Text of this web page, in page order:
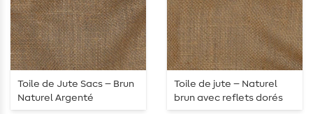
Toile de Jute Sacs – Brun
Naturel Argenté
Toile de jute – Naturel
brun avec reflets dorés